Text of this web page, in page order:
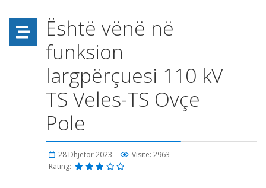
Është vënë në
funksion
largpërçuesi 110 kV
TS Veles-TS Ovçe
Pole
28 Dhjetor 2023
Visite: 2963
Rating: